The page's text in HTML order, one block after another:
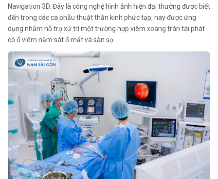
Navigation 3D. Đây là công nghệ hình ảnh hiện đại thường được biết
đến trong các ca phẫu thuật thần kinh phức tạp, nay được ứng
dụng nhằm hỗ trợ xử trí một trường hợp viêm xoang trán tái phát
có ổ viêm nằm sát ổ mắt và sàn sọ.